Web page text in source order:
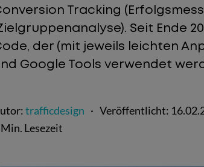
Tracking
Seit Ende
der (mit jeweils leichten
Google Tools verwendet
trafficdesign · Veröffentlicht:
Lesezeit